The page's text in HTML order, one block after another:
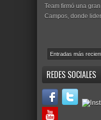
Team firmó una
Campos, donde
Entradas más
REDES SOCIALES